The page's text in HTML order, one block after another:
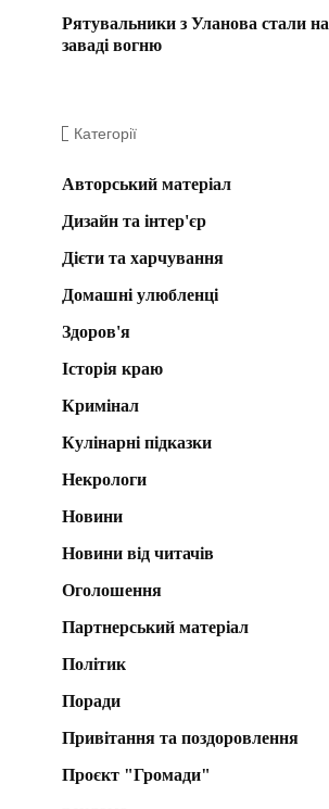
Рятувальники з Уланова стали на
заваді вогню
Категорії
Авторський матеріал
Дизайн та інтер'єр
Дієти та харчування
Домашні улюбленці
Здоров'я
Історія краю
Кримінал
Кулінарні підказки
Некрологи
Новини
Новини від читачів
Оголошення
Партнерський матеріал
Політик
Поради
Привітання та поздоровлення
Проєкт "Громади"